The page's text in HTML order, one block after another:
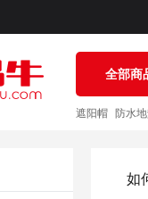
全部商
遮阳帽 防水
如